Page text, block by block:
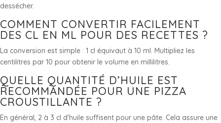
dessécher.
COMMENT CONVERTIR FACILEMENT
DES CL EN ML POUR DES RECETTES ?
La conversion est simple : 1 cl équivaut à 10 ml. Multipliez les
centilitres par 10 pour obtenir le volume en millilitres.
QUELLE QUANTITÉ D’HUILE EST
RECOMMANDÉE POUR UNE PIZZA
CROUSTILLANTE ?
En général, 2 à 3 cl d’huile suffisent pour une pâte. Cela assure une